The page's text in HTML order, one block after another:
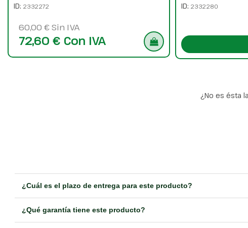
ID: 2332272
60,00 € Sin IVA
72,60 € Con IVA
ID: 2332280
¿No es ésta
¿Cuál es el plazo de entrega para este producto?
¿Qué garantía tiene este producto?